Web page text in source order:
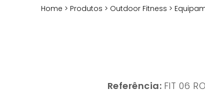
Home > Produtos > Outdoor Fitness >
Referência: FIT 06